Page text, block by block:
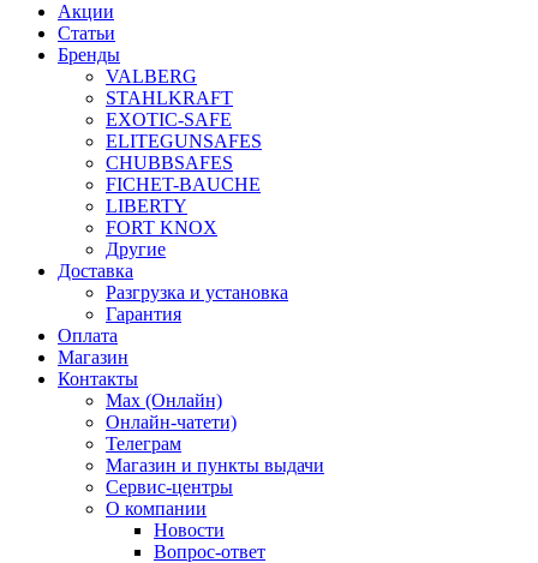
Акции
Статьи
Бренды
VALBERG
STAHLKRAFT
EXOTIC-SAFE
ELITEGUNSAFES
CHUBBSAFES
FICHET-BAUCHE
LIBERTY
FORT KNOX
Другие
Доставка
Разгрузка и установка
Гарантия
Оплата
Магазин
Контакты
Max (Онлайн)
Онлайн-чатети)
Телеграм
Магазин и пункты выдачи
Сервис-центры
О компании
Новости
Вопрос-ответ